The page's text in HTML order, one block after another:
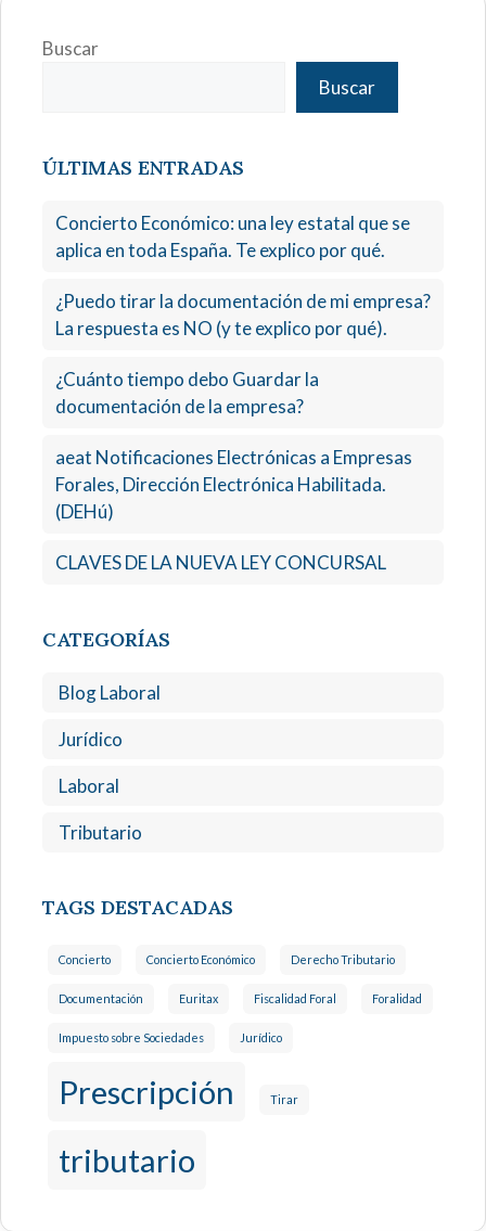
Buscar
Buscar
ÚLTIMAS ENTRADAS
Concierto Económico: una ley estatal que se
aplica en toda España. Te explico por qué.
¿Puedo tirar la documentación de mi empresa?
La respuesta es NO (y te explico por qué).
¿Cuánto tiempo debo Guardar la
documentación de la empresa?
aeat Notificaciones Electrónicas a Empresas
Forales, Dirección Electrónica Habilitada.
(DEHú)
CLAVES DE LA NUEVA LEY CONCURSAL
CATEGORÍAS
Blog Laboral
Jurídico
Laboral
Tributario
TAGS DESTACADAS
Concierto Concierto Económico Derecho Tributario
Documentación Euritax Fiscalidad Foral Foralidad
Impuesto sobre Sociedades Jurídico
Prescripción Tirar
tributario